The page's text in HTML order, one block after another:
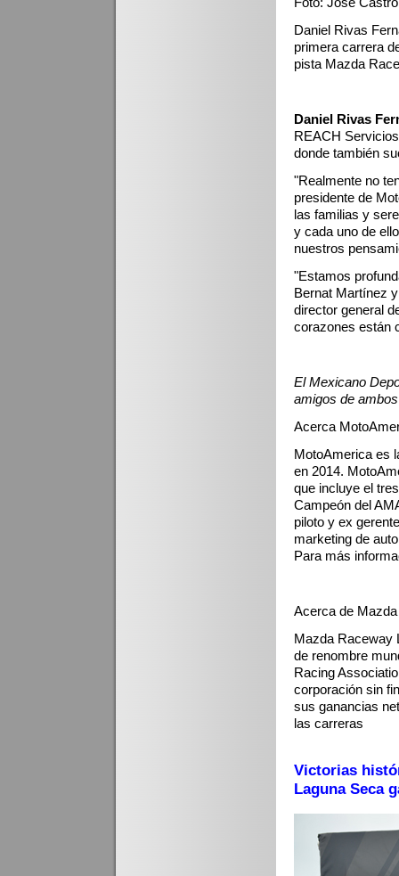
Daniel Rivas
primera carrera
pista Mazda
Daniel Rivas
REACH
donde también
"Realmente no
presidente de
las familias y
y cada uno de
nuestros
"Estamos
Bernat Martínez
director general
corazones están
El Mexicano
amigos de
Acerca
MotoAmerica es
en 2014.
que incluye el
Campeón del
piloto y ex
marketing de
Para más
Acerca de
Mazda Raceway
de renombre
Racing
corporación sin
sus ganancias
las carreras
Victorias
Laguna Seca